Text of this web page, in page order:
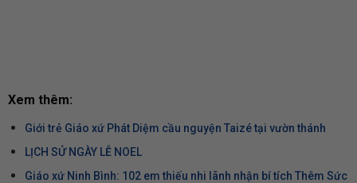
Xem thêm:
Giới trẻ Giáo xứ Phát Diệm cầu nguyện Taizé tại vườn thánh
LỊCH SỬ NGÀY LỄ NOEL
Giáo xứ Ninh Bình: 102 em thiếu nhi lãnh nhận bí tích Thêm Sức